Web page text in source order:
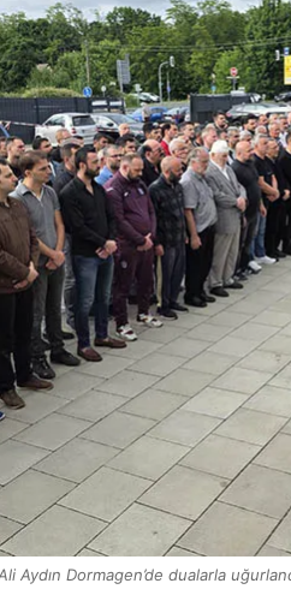
Aydın Dormagen’de dualarla